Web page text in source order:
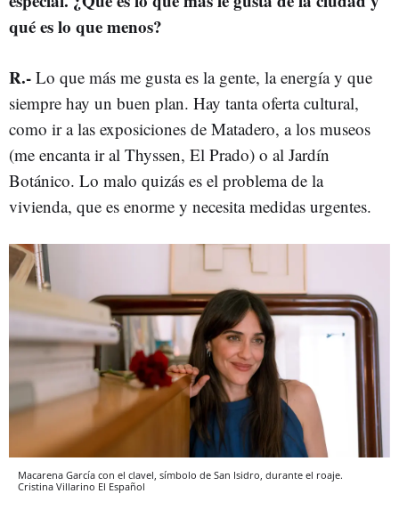
qué es lo que menos?
R.- Lo que más me gusta es la gente, la energía y que
siempre hay un buen plan. Hay tanta oferta cultural,
como ir a las exposiciones de Matadero, a los museos
(me encanta ir al Thyssen, El Prado) o al Jardín
Botánico. Lo malo quizás es el problema de la
vivienda, que es enorme y necesita medidas urgentes.
Macarena García con el clavel, símbolo de San Isidro, durante el roaje.
Cristina Villarino El Español